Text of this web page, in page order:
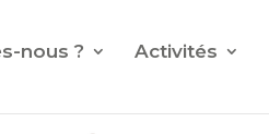
nous ? Activités